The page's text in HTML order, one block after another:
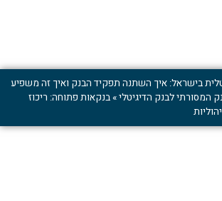
בישראל: איך השתנה תפקיד הבנק ואיך זה משפיע
המסורתי לבנק הדיגיטלי»בנקאות פתוחה: ריכוז